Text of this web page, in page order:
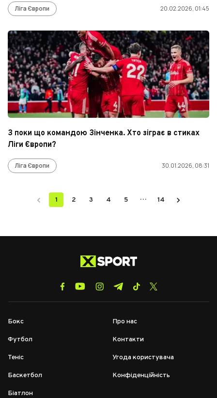
Ліга Європи 20.02.2026, 01:45
З поки що командою Зінченка. Хто зіграє в стиках
Ліги Європи?
Ліга Європи 30.01.2026, 08:31
1 2 3 4 5 … 14
Бокс
Футбол
Теніс
Баскетбол
Біатлон
Про нас
Контакти
Угода користувача
Конфіденційність